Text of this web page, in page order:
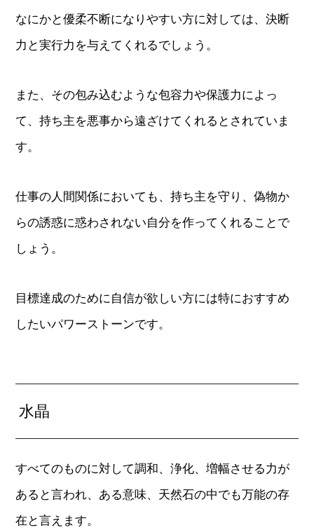
なにかと優柔不断になりやすい方に対しては、決断
力と実行力を与えてくれるでしょう。
また、その包み込むような包容力や保護力によっ
て、持ち主を悪事から遠ざけてくれるとされていま
す。
仕事の人間関係においても、持ち主を守り、偽物か
らの誘惑に惑わされない自分を作ってくれることで
しょう。
目標達成のために自信が欲しい方には特におすすめ
したいパワーストーンです。
水晶
すべてのものに対して調和、浄化、増幅させる力が
あると言われ、ある意味、天然石の中でも万能の存
在と言えます。